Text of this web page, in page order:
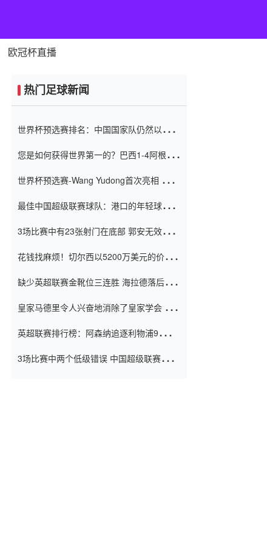
欧冠杯直播
热门足球新闻
世界杯预选赛排名：中国国家队仍然以6分
您是如何获得世界第一的？巴西1-4阿根
世界杯预选赛-Wang Yudong首次亮相 中国
最佳中国超级联赛球队：港口的年轻球员在
（Taishan）
3场比赛中有23张射门在底部 郭安无效传球
花钱找麻烦！切尔西以5200万美元的价格
窗口
缺少英超联赛金靴位三连胜 海拉德落后6球
皇家马德里令人兴奋地消除了皇家学会 安
英超联赛排行榜：阿森纳追逐利物浦9分 曼
3场比赛中两个低级错误 中国超级联赛的前